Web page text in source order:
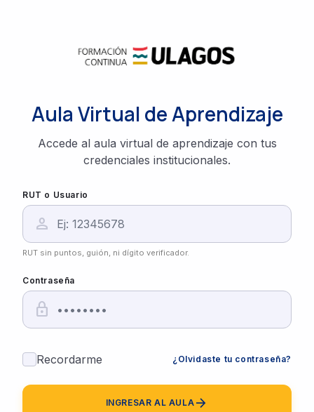
Aula Virtual de Aprendizaje
Accede al aula virtual de aprendizaje con tus
credenciales institucionales.
RUT o Usuario
person
RUT sin puntos, guión, ni dígito verificador.
Contraseña
lock
Recordarme ¿Olvidaste tu contraseña?
INGRESAR AL AULA arrow_forward